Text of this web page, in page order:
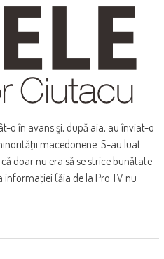
o în avans şi, după aia, au înviat-o
macedonene. S-au luat
doar nu era să se strice bunătate
(ăia de la Pro TV nu